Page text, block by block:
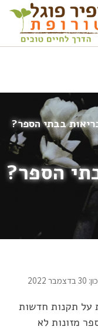
חיים בריאה?
בבתי הספר?
הספר?
2022
על תקנות חדשות
מזונות לא